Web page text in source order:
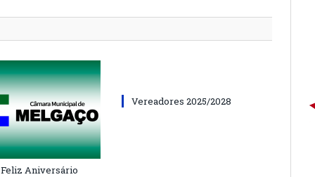
Aniversário
Vereadores 2025/2028